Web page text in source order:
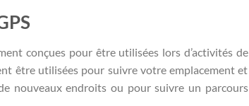
conçues pour être utilisées lors d’activités de
être utilisées pour suivre votre emplacement et
nouveaux endroits ou pour suivre un parcours